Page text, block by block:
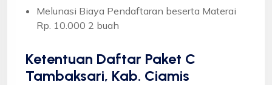
Melunasi Biaya Pendaftaran beserta Materai
Rp. 10.000 2 buah
Ketentuan Daftar Paket C
Tambaksari, Kab. Ciamis